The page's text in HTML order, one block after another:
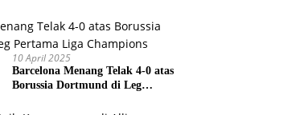
10 April 2025
Barcelona Menang Telak 4-0 atas
Borussia Dortmund di Leg